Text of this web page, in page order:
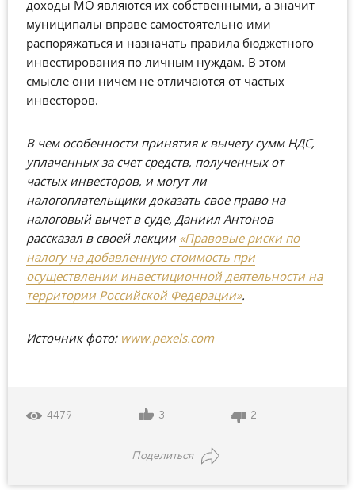
доходы МО являются их собственными, а значит
муниципалы вправе самостоятельно ими
распоряжаться и назначать правила бюджетного
инвестирования по личным нуждам. В этом
смысле они ничем не отличаются от частых
инвесторов.
В чем особенности принятия к вычету сумм НДС,
уплаченных за счет средств, полученных от
частых инвесторов, и могут ли
налогоплательщики доказать свое право на
налоговый вычет в суде, Даниил Антонов
рассказал в своей лекции «Правовые риски по
налогу на добавленную стоимость при
осуществлении инвестиционной деятельности на
территории Российской Федерации».
Источник фото: www.pexels.com
4479 3 2
Поделиться